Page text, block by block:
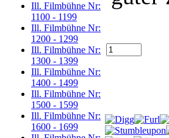
Ill. Filmbühne Nr:
1100 - 1199
Ill. Filmbühne Nr:
1200 - 1299
Ill. Filmbühne Nr:
1300 - 1399
Ill. Filmbühne Nr:
1400 - 1499
Ill. Filmbühne Nr:
1500 - 1599
Ill. Filmbühne Nr:
1600 - 1699